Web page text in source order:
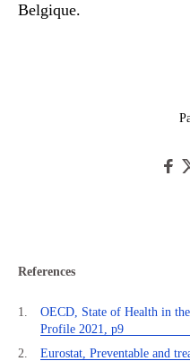
Belgique.
References
OECD, State of Health in
Profile 2021, p9
Eurostat, Preventable and